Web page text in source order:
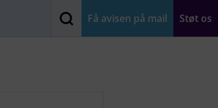
Få avisen på mail Støt os